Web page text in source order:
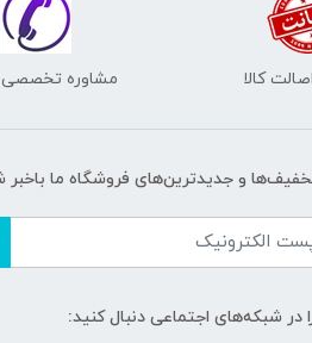
کالا مشاوره تخصصی
و جدیدترین‌های فروشگاه ما باخبر
در شبکه‌های اجتماعی دنبال کنید: